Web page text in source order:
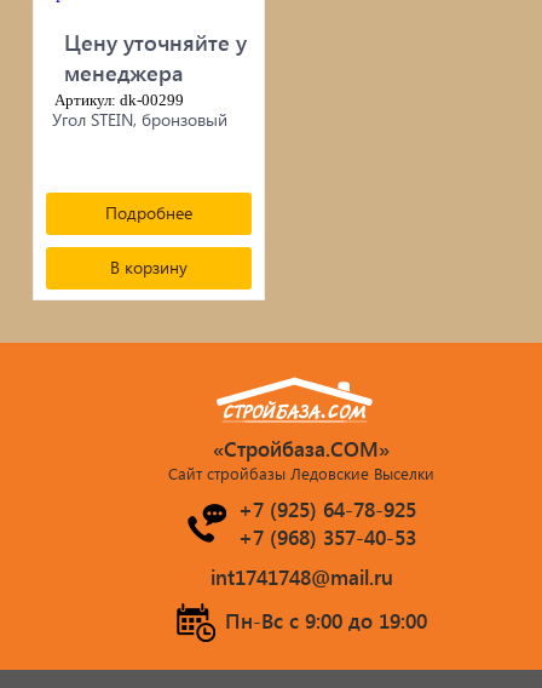
Цену уточняйте у
менеджера
Артикул: dk-00299
Угол STEIN, бронзовый
Подробнее
В корзину
«Стройбаза.COM»
Сайт стройбазы Ледовские Выселки
+7 (925) 64-78-925
+7 (968) 357-40-53
int1741748@mail.ru
Пн-Вс c 9:00 до 19:00